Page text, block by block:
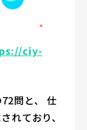
ciy-
問と、 仕
れており、